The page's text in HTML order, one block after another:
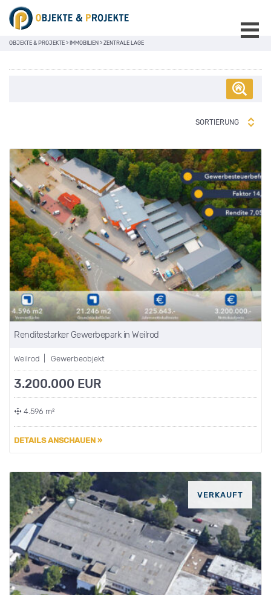
OBJEKTE & PROJEKTE > IMMOBILIEN > ZENTRALE LAGE
SORTIERUNG
Renditestarker Gewerbepark in Weilrod
Weilrod | Gewerbeobjekt
3.200.000 EUR
4.596 m²
DETAILS ANSCHAUEN »
VERKAUFT